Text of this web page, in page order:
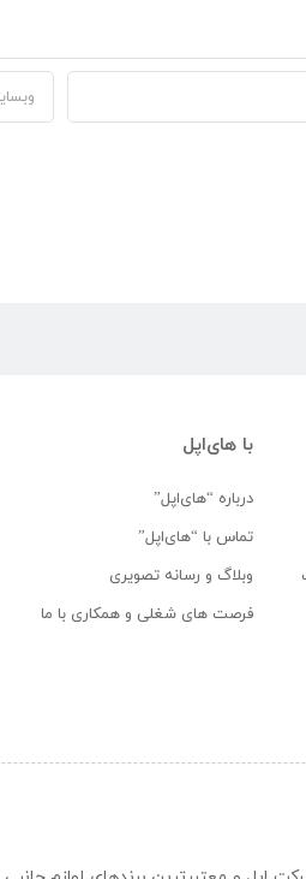
با های‌اپل
درباره “های‌اپل”
تماس با “های‌اپل”
وبلاگ و رسانه تصویری
فرصت های شغلی و همکاری با ما